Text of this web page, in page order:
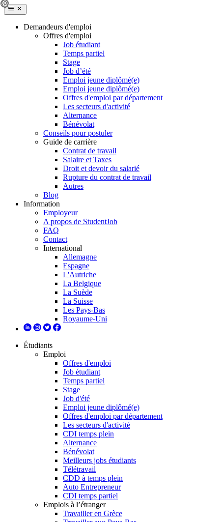
Demandeurs d'emploi
Offres d'emploi
Job étudiant
Temps partiel
Stage
Job d’été
Emploi jeune diplômé(e)
Emploi jeune diplômé(e)
Offres d'emploi par département
Les secteurs d'activité
Alternance
Bénévolat
Conseils pour postuler
Guide de carrière
Contrat de travail
Salaire et Taxes
Droit et devoir du salarié
Rupture du contrat de travail
Autres
Blog
Information
Employeur
A propos de StudentJob
FAQ
Contact
International
Allemagne
Espagne
L'Autriche
La Belgique
La Suède
La Suisse
Les Pays-Bas
Royaume-Uni
Étudiants
Emploi
Offres d'emploi
Job étudiant
Temps partiel
Stage
Job d'été
Emploi jeune diplômé(e)
Offres d'emploi par département
Les secteurs d'activité
CDI temps plein
Alternance
Bénévolat
Meilleurs jobs étudiants
Télétravail
CDD à temps plein
Auto Entrepreneur
CDI temps partiel
Emplois à l’étranger
Travailler en Grèce